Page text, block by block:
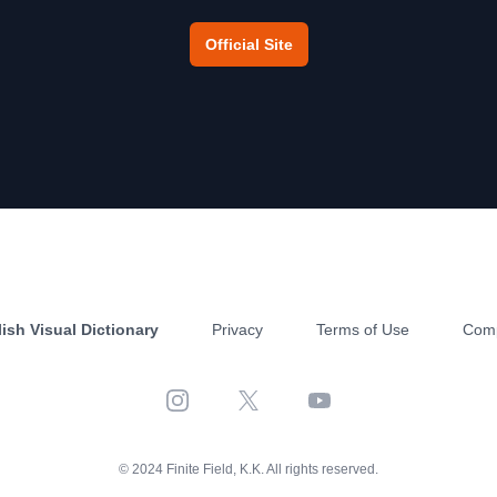
Official Site
Visual Dictionary Privacy Terms of Use
Instagram X YouTube
© 2024 Finite Field, K.K. All rights reserved.